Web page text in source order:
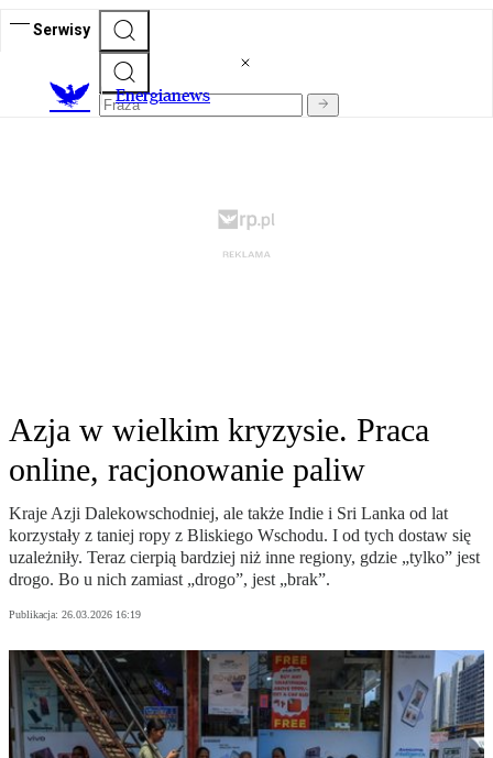
Serwisy
Energianews
Azja w wielkim kryzysie. Praca
online, racjonowanie paliw
Kraje Azji Dalekowschodniej, ale także Indie i Sri Lanka od lat
korzystały z taniej ropy z Bliskiego Wschodu. I od tych dostaw się
uzależniły. Teraz cierpią bardziej niż inne regiony, gdzie „tylko” jest
drogo. Bo u nich zamiast „drogo”, jest „brak”.
Publikacja: 26.03.2026 16:19